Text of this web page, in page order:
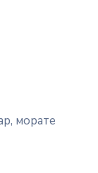
морате